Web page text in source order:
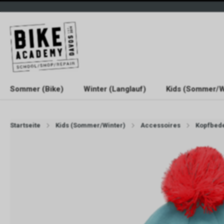
Sommer (Bike) Winter (Langlauf) Kids (Sommer/
Startseite Kids (Sommer/Winter) Accessoires